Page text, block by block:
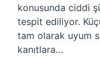
konusunda ciddi
tespit ediliyor.
tam olarak uyum
kanıtlara…